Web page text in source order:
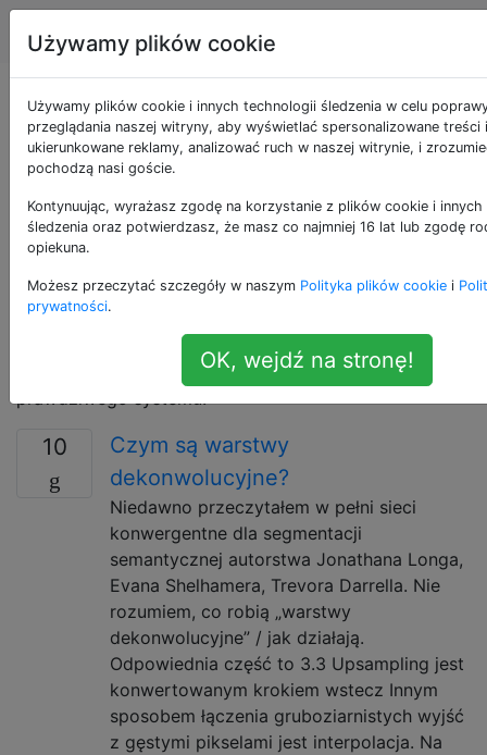
Nauka danych
Pytania otagowane
jako neural-network
Sztuczne sieci neuronowe (ANN) składają się z
„neuronów” - konstruktów programistycznych, które
Zestaw ważonych połączeń między neuronami
umożliwia rozprzestrzenianie się informacji przez sieć
w celu rozwiązania problemów sztucznej inteligencji,
bez projektanta sieci posiadającego model
10
Czym są warstwy
dekonwolucyjne?
Niedawno przeczytałem w pełni sieci
konwergentne dla segmentacji
semantycznej autorstwa Jonathana Longa,
Evana Shelhamera, Trevora Darrella. Nie
rozumiem, co robią „warstwy
dekonwolucyjne” / jak działają.
Odpowiednia część to 3.3 Upsampling jest
konwertowanym krokiem wstecz Innym
sposobem łączenia gruboziarnistych wyjść
z gęstymi pikselami jest interpolacja. Na
Używamy plików cookie
Używamy plików cookie i innych technologii śledzenia w celu
przeglądania naszej witryny, aby wyświetlać spersonalizowane treści i
ukierunkowane reklamy, analizować ruch w naszej witrynie, i
pochodzą nasi goście.
Kontynuując, wyrażasz zgodę na korzystanie z plików cookie i
śledzenia oraz potwierdzasz, że masz co najmniej 16 lat lub zgodę
opiekuna.
Możesz przeczytać szczegóły w naszym Polityka plików cookie i
prywatności.
OK, wejdź na stronę!